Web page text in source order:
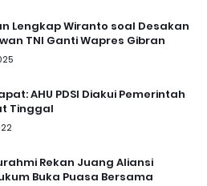
Lengkap Wiranto soal Desakan
TNI Ganti Wapres Gibran
AHU PDSI Diakui Pemerintah
Tinggal
Rekan Juang Aliansi
Buka Puasa Bersama